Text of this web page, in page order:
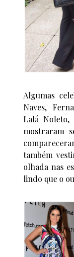
Algumas
Naves,
Lalá Noleto,
mostraram
também
olhada nas
lindo que o